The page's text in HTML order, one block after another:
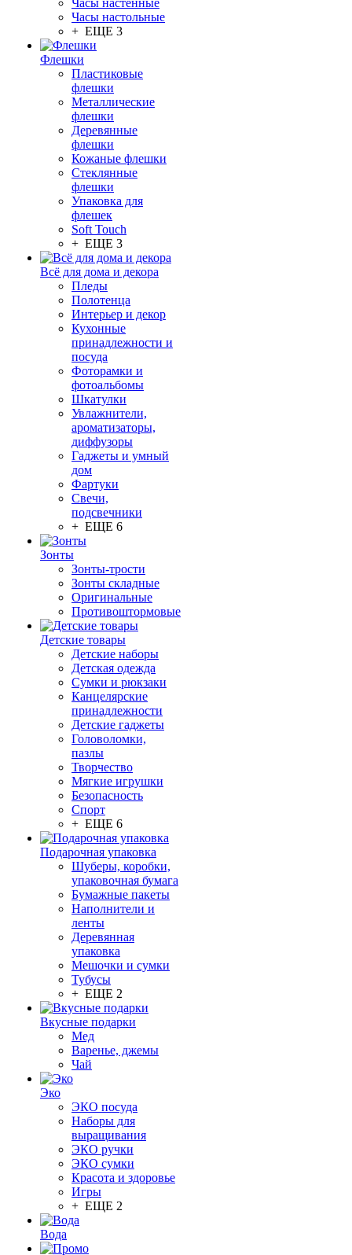
Часы настенные
Часы настольные
+ ЕЩЕ 3
Флешки
Пластиковые
флешки
Металлические
флешки
Деревянные
флешки
Кожаные флешки
Стеклянные
флешки
Упаковка для
флешек
Soft Touch
+ ЕЩЕ 3
Всё для дома и декора
Пледы
Полотенца
Интерьер и декор
Кухонные
принадлежности и
посуда
Фоторамки и
фотоальбомы
Шкатулки
Увлажнители,
ароматизаторы,
диффузоры
Гаджеты и умный
дом
Фартуки
Свечи,
подсвечники
+ ЕЩЕ 6
Зонты
Зонты-трости
Зонты складные
Оригинальные
Противоштормовые
Детские товары
Детские наборы
Детская одежда
Сумки и рюкзаки
Канцелярские
принадлежности
Детские гаджеты
Головоломки,
пазлы
Творчество
Мягкие игрушки
Безопасность
Спорт
+ ЕЩЕ 6
Подарочная упаковка
Шуберы, коробки,
упаковочная бумага
Бумажные пакеты
Наполнители и
ленты
Деревянная
упаковка
Мешочки и сумки
Тубусы
+ ЕЩЕ 2
Вкусные подарки
Мед
Варенье, джемы
Чай
Эко
ЭКО посуда
Наборы для
выращивания
ЭКО ручки
ЭКО сумки
Красота и здоровье
Игры
+ ЕЩЕ 2
Вода